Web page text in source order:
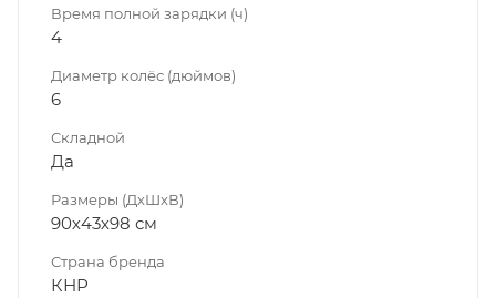
Время полной зарядки (ч)
4
Диаметр колёс (дюймов)
6
Складной
Да
Размеры (ДхШхВ)
90х43х98 см
Страна бренда
КНР